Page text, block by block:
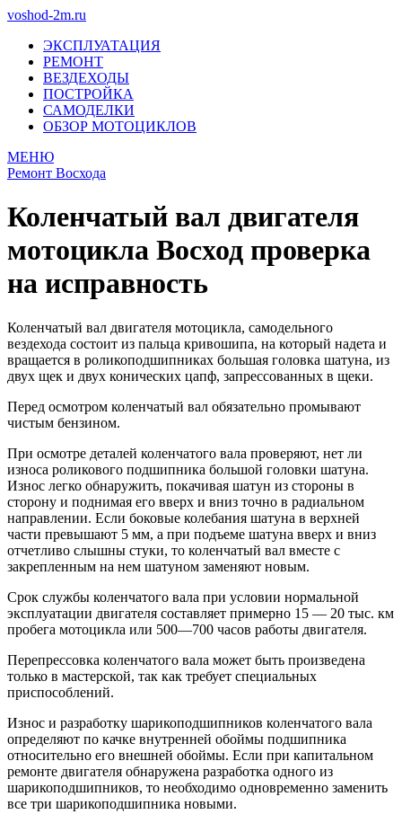
voshod-2m.ru
ЭКСПЛУАТАЦИЯ
РЕМОНТ
ВЕЗДЕХОДЫ
ПОСТРОЙКА
САМОДЕЛКИ
ОБЗОР МОТОЦИКЛОВ
МЕНЮ
Ремонт Восхода
Коленчатый вал двигателя
мотоцикла Восход проверка
на исправность
Коленчатый вал двигателя мотоцикла, самодельного
вездехода состоит из пальца кривошипа, на который надета и
вращается в роликоподшипниках большая головка шатуна, из
двух щек и двух конических цапф, запрессованных в щеки.
Перед осмотром коленчатый вал обязательно промывают
чистым бензином.
При осмотре деталей коленчатого вала проверяют, нет ли
износа роликового подшипника большой головки шатуна.
Износ легко обнаружить, покачивая шатун из стороны в
сторону и поднимая его вверх и вниз точно в радиальном
направлении. Если боковые колебания шатуна в верхней
части превышают 5 мм, а при подъеме шатуна вверх и вниз
отчетливо слышны стуки, то коленчатый вал вместе с
закрепленным на нем шатуном заменяют новым.
Срок службы коленчатого вала при условии нормальной
эксплуатации двигателя составляет примерно 15 — 20 тыс. км
пробега мотоцикла или 500—700 часов работы двигателя.
Перепрессовка коленчатого вала может быть произведена
только в мастерской, так как требует специальных
приспособлений.
Износ и разработку шарикоподшипников коленчатого вала
определяют по качке внутренней обоймы подшипника
относительно его внешней обоймы. Если при капитальном
ремонте двигателя обнаружена разработка одного из
шарикоподшипников, то необходимо одновременно заменить
все три шарикоподшипника новыми.